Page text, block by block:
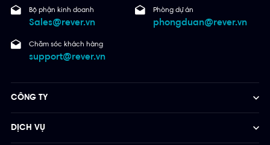
Bộ phận kinh doanh
Sales@rever.vn
Phòng dự án
phongduan@rever.vn
Chăm sóc khách hàng
support@rever.vn
CÔNG TY
DỊCH VỤ